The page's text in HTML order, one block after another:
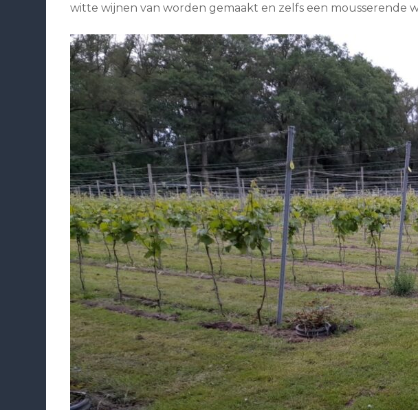
witte wijnen van worden gemaakt en zelfs een mousserende